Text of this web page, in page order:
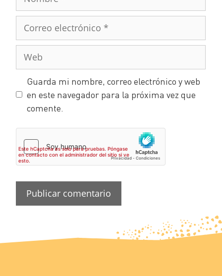
Guarda mi nombre, correo electrónico y web
en este navegador para la próxima vez que
comente.